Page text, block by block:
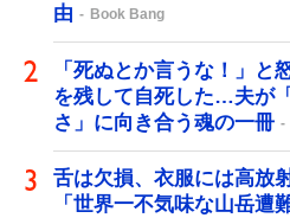
由
Book Bang
「死ぬとか言うな！」と
を残して自死した…夫が
さ」に向き合う魂の一冊
舌は欠損、衣服には高放
「世界一不気味な山岳遭